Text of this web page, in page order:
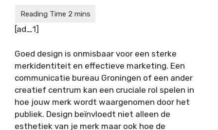
[ad_1]
Goed design is onmisbaar voor een sterke
merkidentiteit en effectieve marketing. Een
communicatie bureau Groningen of een ander
creatief centrum kan een cruciale rol spelen in
hoe jouw merk wordt waargenomen door het
publiek. Design beïnvloedt niet alleen de
esthetiek van je merk maar ook hoe de